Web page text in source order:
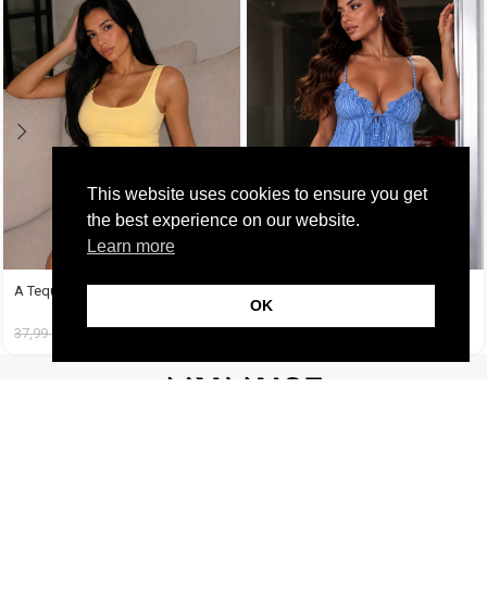
A Tequila Set Μπανανί
37,99€ 14,99€
Amy Set Γαλάζιο
45,99€ 19,99€
This website uses cookies to ensure you get
the best experience on our website.
Learn more
OK